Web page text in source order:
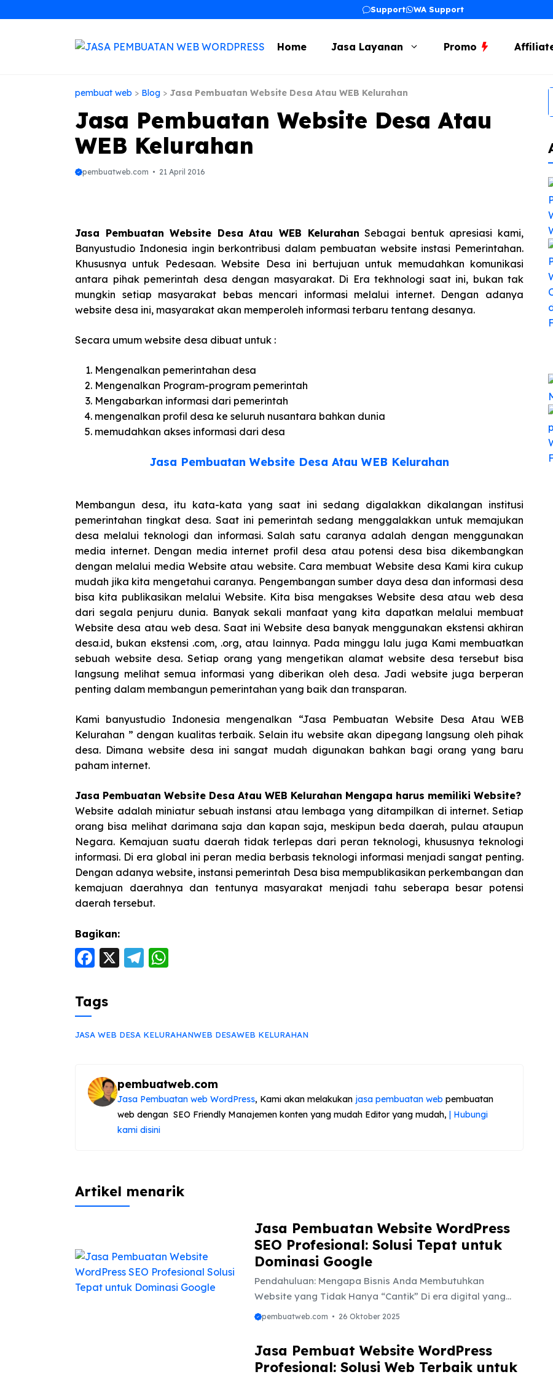
ke
Support WA Support
Home Jasa Layanan Promo
pembuat web > Blog > Jasa Pembuatan Website Desa Atau WEB Kelurahan
Jasa Pembuatan Website Desa Atau
WEB Kelurahan
pembuatweb.com 21 April 2016
Jasa Pembuatan Website Desa Atau WEB Kelurahan Sebagai bentuk apresiasi kami,
Banyustudio Indonesia ingin berkontribusi dalam pembuatan website instasi Pemerintahan.
Khususnya untuk Pedesaan. Website Desa ini bertujuan untuk memudahkan komunikasi
antara pihak pemerintah desa dengan masyarakat. Di Era tekhnologi saat ini, bukan tak
mungkin setiap masyarakat bebas mencari informasi melalui internet. Dengan adanya
website desa ini, masyarakat akan memperoleh informasi terbaru tentang desanya.
Secara umum website desa dibuat untuk :
Mengenalkan pemerintahan desa
Mengenalkan Program-program pemerintah
Mengabarkan informasi dari pemerintah
mengenalkan profil desa ke seluruh nusantara bahkan dunia
memudahkan akses informasi dari desa
Jasa Pembuatan Website Desa Atau WEB Kelurahan
Membangun desa, itu kata-kata yang saat ini sedang digalakkan dikalangan institusi
pemerintahan tingkat desa. Saat ini pemerintah sedang menggalakkan untuk memajukan
desa melalui teknologi dan informasi. Salah satu caranya adalah dengan menggunakan
media internet. Dengan media internet profil desa atau potensi desa bisa dikembangkan
dengan melalui media Website atau website. Cara membuat Website desa Kami kira cukup
mudah jika kita mengetahui caranya. Pengembangan sumber daya desa dan informasi desa
bisa kita publikasikan melalui Website. Kita bisa mengakses Website desa atau web desa
dari segala penjuru dunia. Banyak sekali manfaat yang kita dapatkan melalui membuat
Website desa atau web desa. Saat ini Website desa banyak menggunakan ekstensi akhiran
desa.id, bukan ekstensi .com, .org, atau lainnya. Pada minggu lalu juga Kami membuatkan
sebuah website desa. Setiap orang yang mengetikan alamat website desa tersebut bisa
langsung melihat semua informasi yang diberikan oleh desa. Jadi website juga berperan
penting dalam membangun pemerintahan yang baik dan transparan.
Kami banyustudio Indonesia mengenalkan “Jasa Pembuatan Website Desa Atau WEB
Kelurahan ” dengan kualitas terbaik. Selain itu website akan dipegang langsung oleh pihak
desa. Dimana website desa ini sangat mudah digunakan bahkan bagi orang yang baru
paham internet.
Jasa Pembuatan Website Desa Atau WEB Kelurahan Mengapa harus memiliki Website?
Website adalah miniatur sebuah instansi atau lembaga yang ditampilkan di internet. Setiap
orang bisa melihat darimana saja dan kapan saja, meskipun beda daerah, pulau ataupun
Negara. Kemajuan suatu daerah tidak terlepas dari peran teknologi, khususnya teknologi
informasi. Di era global ini peran media berbasis teknologi informasi menjadi sangat penting.
Dengan adanya website, instansi pemerintah Desa bisa mempublikasikan perkembangan dan
kemajuan daerahnya dan tentunya masyarakat menjadi tahu seberapa besar potensi
daerah tersebut.
Bagikan:
F
c
e
b
o
k
X
T
ra A
p
Tags
JASA WEB DESA KELURAHANWEB DESAWEB KELURAHAN
pembuatweb.com
Jasa Pembuatan web WordPress, Kami akan melakukan jasa pembuatan web pembuatan
web dengan SEO Friendly Manajemen konten yang mudah Editor yang mudah,| Hubungi
kami disini
Artikel menarik
Jasa Pembuatan Website WordPress
SEO Profesional: Solusi Tepat untuk
Dominasi Google
Pendahuluan: Mengapa Bisnis Anda Membutuhkan
Website yang Tidak Hanya “Cantik” Di era digital yang
serba cepat ini, memiliki kehadiran online bukan lagi
baik itu Usaha Mikro, Kecil, dan Menengah (UMKM),
perusahaan berskala besar, maupun profesional individu,
sebuah website berfungsi sebagai kantor pusat digital
pembuatweb.com 26 Oktober 2025
Jasa Pembuat Website WordPress
Profesional: Solusi Web Terbaik untuk